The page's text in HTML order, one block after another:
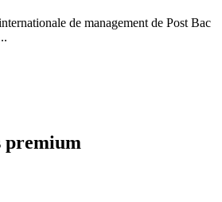
de management de Post Bac
premium